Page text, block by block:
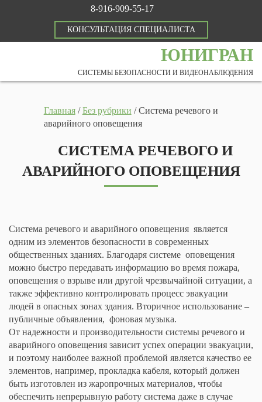
8-916-909-55-17
КОНСУЛЬТАЦИЯ СПЕЦИАЛИСТА
ЮНИГРАН
СИСТЕМЫ БЕЗОПАСНОСТИ И ВИДЕОНАБЛЮДЕНИЯ
Главная /Без рубрики /Система речевого и
аварийного оповещения
СИСТЕМА РЕЧЕВОГО И
АВАРИЙНОГО ОПОВЕЩЕНИЯ
Система речевого и аварийного оповещения является
одним из элементов безопасности в современных
общественных зданиях. Благодаря системе оповещения
можно быстро передавать информацию во время пожара,
оповещения о взрыве или другой чрезвычайной ситуации, а
также эффективно контролировать процесс эвакуации
людей в опасных зонах здания. Вторичное использование –
публичные объявления, фоновая музыка.
От надежности и производительности системы речевого и
аварийного оповещения зависит успех операции эвакуации,
и поэтому наиболее важной проблемой является качество ее
элементов, например, прокладка кабеля, который должен
быть изготовлен из жаропрочных материалов, чтобы
обеспечить непрерывную работу система даже в случае